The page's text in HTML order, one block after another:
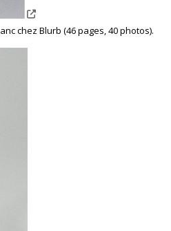
chez Blurb (46 pages, 40 photos).